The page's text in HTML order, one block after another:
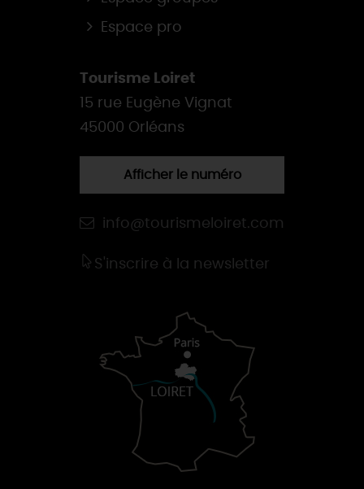
Espace pro
Tourisme Loiret
15 rue Eugène Vignat
45000 Orléans
Afficher le numéro
info@tourismeloiret.com
S'inscrire à la newsletter